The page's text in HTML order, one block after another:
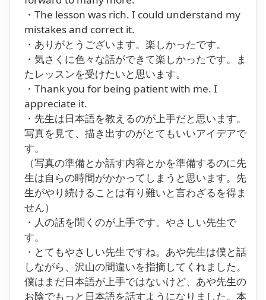
・The lesson was rich. I could understand my
mistakes and correct it.
・ありがとうございます。楽しかったです。
・気さくに色々な話ができて楽しかったです。ま
たレッスンを受けたいと思います。
・Thank you for being patient with me. I
appreciate it.
・先生は日本語を教えるのが上手だと思います。
写真を見て、描き出すのがとてもいいアイデアで
す。
（写真の準備とか話す内容とかを準備するのに先
生は自らの時間がかかってしまうと思います。先
生がやり続けることは有り難いと言わざるを得ま
せん）
・人の話を聞くのが上手です。やさしい先生で
す。
・とてもやさしい先生ですね。あや先生は僕と話
しながら、沢山の間違いを指摘してくれました。
僕はまだ日本語が上手ではないけど、あや先生の
お陰でもっと日本語を話すようになりました。本